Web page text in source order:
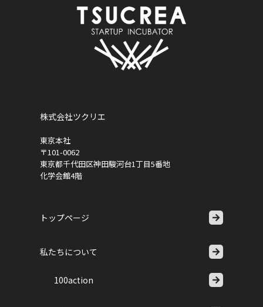
株式会社ツクリエ
東京本社
〒101-0062
東京都千代田区神田駿河台1丁目5番地
化学会館4階
トップページ
私たちについて
100action